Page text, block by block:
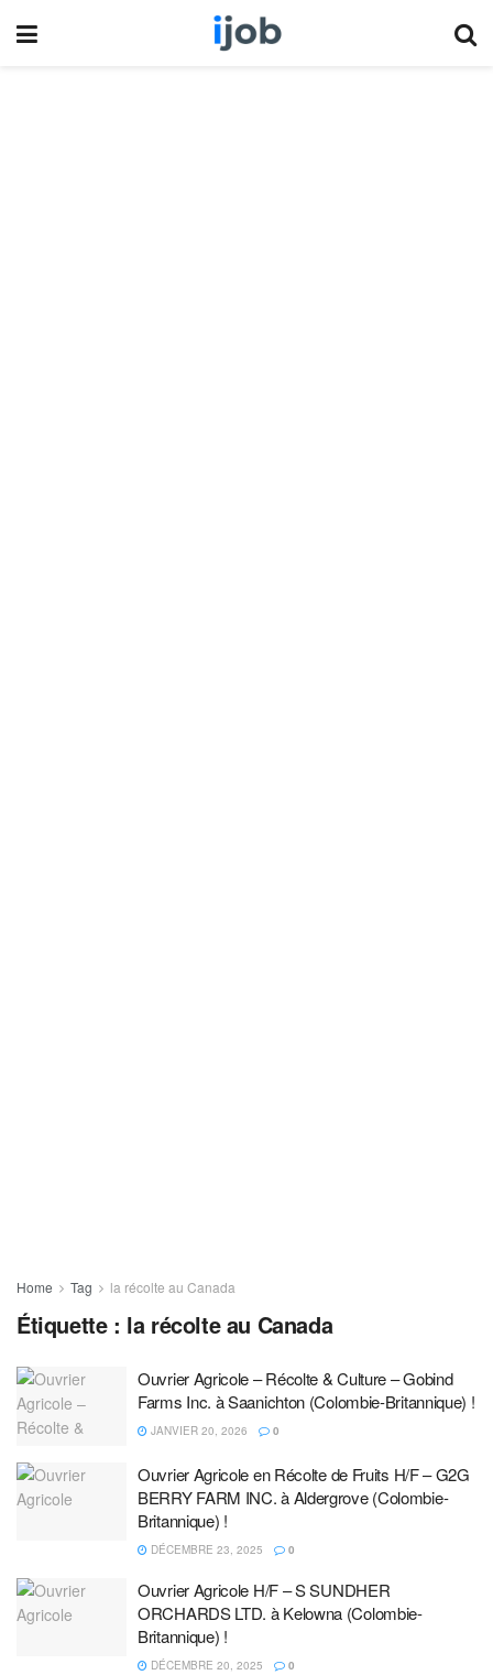
Home Tag la récolte au Canada
Étiquette : la récolte au Canada
Ouvrier Agricole – Récolte & Culture – Gobind
Farms Inc. à Saanichton (Colombie-Britannique) !
JANVIER 20, 2026 0
Ouvrier Agricole en Récolte de Fruits H/F – G2G
BERRY FARM INC. à Aldergrove (Colombie-
Britannique) !
DÉCEMBRE 23, 2025 0
Ouvrier Agricole H/F – S SUNDHER
ORCHARDS LTD. à Kelowna (Colombie-
Britannique) !
DÉCEMBRE 20, 2025 0